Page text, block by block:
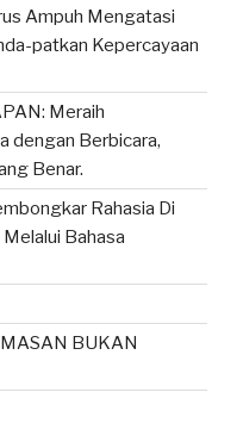
Ampuh Mengatasi
patkan Kepercayaan
Meraih
dengan Berbicara,
Benar.
Rahasia Di
Bahasa
BUKAN